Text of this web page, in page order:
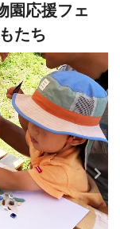
園応援フェ
たち